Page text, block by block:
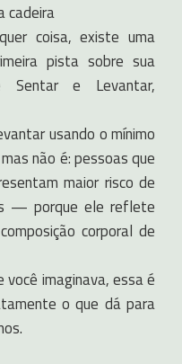
cadeira
coisa, existe uma
pista sobre sua
e Levantar,
usando o mínimo
não é: pessoas que
maior risco de
— porque ele reflete
corporal de
imaginava, essa é
o que dá para